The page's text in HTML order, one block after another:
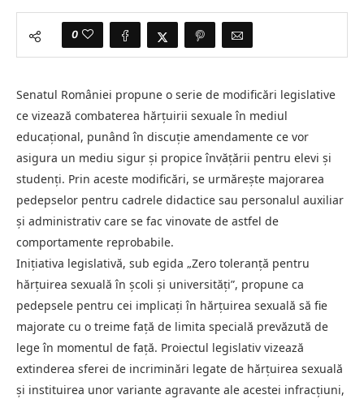
0
Senatul României propune o serie de modificări legislative
ce vizează combaterea hărțuirii sexuale în mediul
educațional, punând în discuție amendamente ce vor
asigura un mediu sigur și propice învățării pentru elevi și
studenți. Prin aceste modificări, se urmărește majorarea
pedepselor pentru cadrele didactice sau personalul auxiliar
și administrativ care se fac vinovate de astfel de
comportamente reprobabile.
Inițiativa legislativă, sub egida „Zero toleranță pentru
hărțuirea sexuală în școli și universități”, propune ca
pedepsele pentru cei implicați în hărțuirea sexuală să fie
majorate cu o treime față de limita specială prevăzută de
lege în momentul de față. Proiectul legislativ vizează
extinderea sferei de incriminări legate de hărțuirea sexuală
și instituirea unor variante agravante ale acestei infracțiuni,